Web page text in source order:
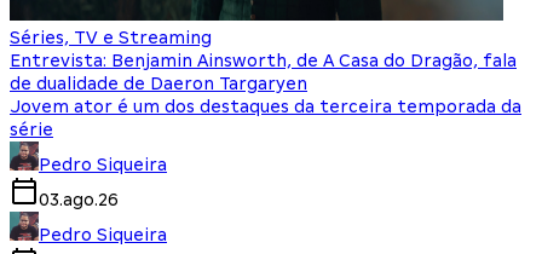
Séries, TV e Streaming
Entrevista: Benjamin Ainsworth, de A Casa do Dragão, fala
de dualidade de Daeron Targaryen
Jovem ator é um dos destaques da terceira temporada da
série
Pedro Siqueira
03.ago.26
Pedro Siqueira